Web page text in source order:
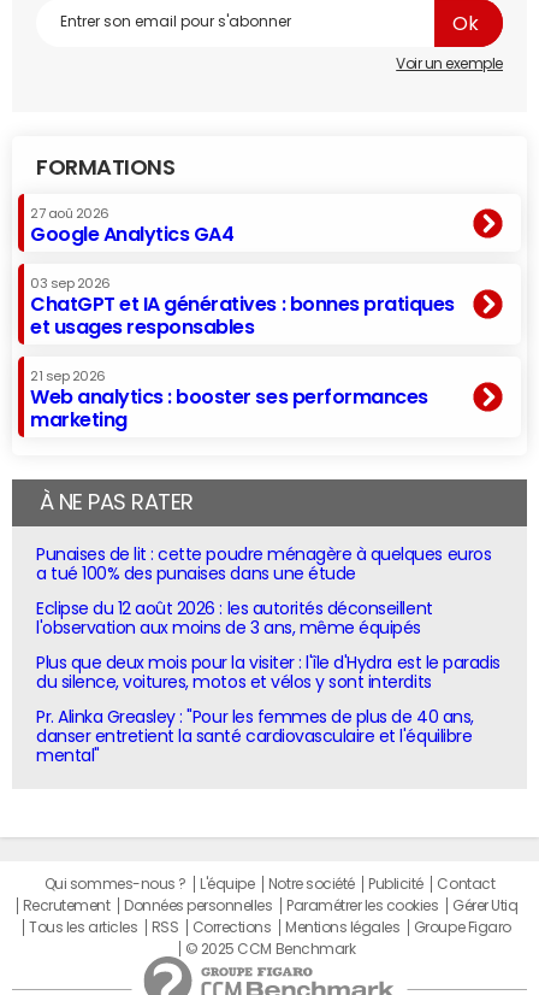
Voir un exemple
FORMATIONS
27 aoû 2026
Google Analytics GA4
03 sep 2026
ChatGPT et IA génératives : bonnes pratiques
et usages responsables
21 sep 2026
Web analytics : booster ses performances
marketing
À NE PAS RATER
Punaises de lit : cette poudre ménagère à quelques euros
a tué 100% des punaises dans une étude
Eclipse du 12 août 2026 : les autorités déconseillent
l'observation aux moins de 3 ans, même équipés
Plus que deux mois pour la visiter : l'île d'Hydra est le paradis
du silence, voitures, motos et vélos y sont interdits
Pr. Alinka Greasley : "Pour les femmes de plus de 40 ans,
danser entretient la santé cardiovasculaire et l'équilibre
mental"
Qui sommes-nous ? L'équipe Notre société Publicité
Contact
Recrutement
Données personnelles Paramétrer les cookies
Gérer Utiq
Tous les articles
RSS Corrections Mentions légales
Groupe Figaro
© 2025 CCM Benchmark